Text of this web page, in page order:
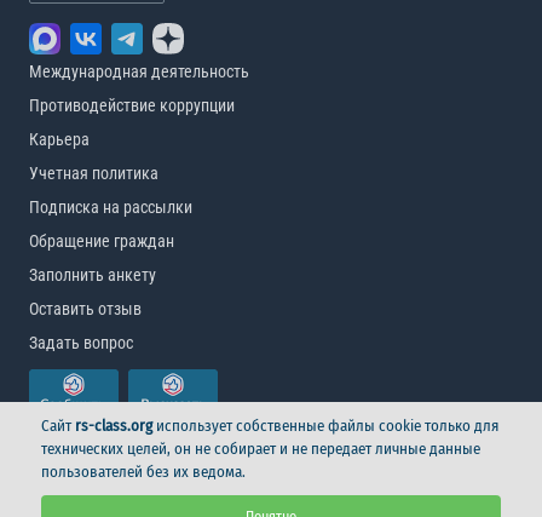
Международная деятельность
Противодействие коррупции
Карьера
Учетная политика
Подписка на рассылки
Обращение граждан
Заполнить анкету
Оставить отзыв
Задать вопрос
© Российский морской регистр судоходства, 2026
Сайт rs-class.orgиспользует собственные файлы cookie только для
технических целей, он не собирает и не передает личные данные
пользователей без их ведома.